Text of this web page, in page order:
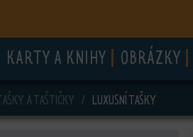
KARTY A KNIHY OBRÁZKY
A TAŠTIČKY LUXUSNÍ TAŠKY